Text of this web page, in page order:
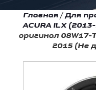
Главная /Для
ACURA ILX
оригинал 08W17-
2015 (Не